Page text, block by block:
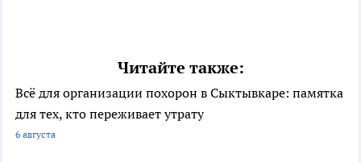
Читайте также:
Всё для организации похорон в Сыктывкаре: памятка
для тех, кто переживает утрату
6 августа